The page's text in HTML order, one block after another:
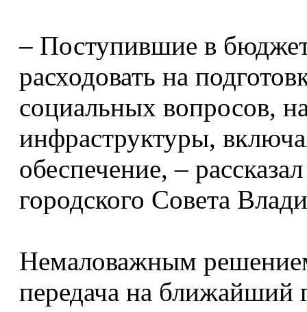
– Поступившие в
расходовать на
социальных вопросов,
инфраструктуры,
обеспечение, –
городского Совета
Немаловажным
передача на